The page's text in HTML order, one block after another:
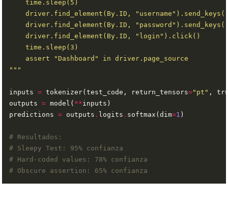
"""
inputs = tokenizer(test_code, return_tensors="pt" ,
outputs = model( **
predictions = outputs . logits . softmax(dim=1
# Resultados:
# Sleepy Test: 95% confianza
# Hard-coded values: 78% confianza
# Obscure assertion: 65% confianza